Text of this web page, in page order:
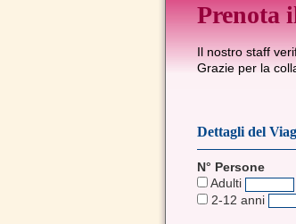
Prenota
Il nostro staff
Grazie per la
Dettagli del
N° Persone
Adulti
2-12 anni